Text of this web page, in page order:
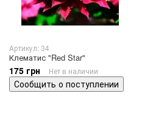
Артикул: 34
Клематис "Red Star"
175 грн Нет в наличии
Сообщить о поступлении